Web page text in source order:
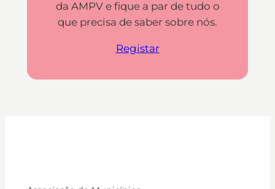
da AMPV e fique a par de tudo o
que precisa de saber sobre nós.
Registar